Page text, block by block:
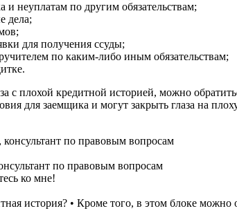
и неуплатам по другим обязательствам;
дела;
для получения ссуды;
по каким-либо иным обязательствам;
с плохой кредитной историей, можно
для заемщика и могут закрыть глаза на
по правовым вопросам
ко мне!
история? • Кроме того, в этом блоке